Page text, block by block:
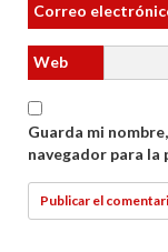
Correo
Web
Guarda mi
navegador para la